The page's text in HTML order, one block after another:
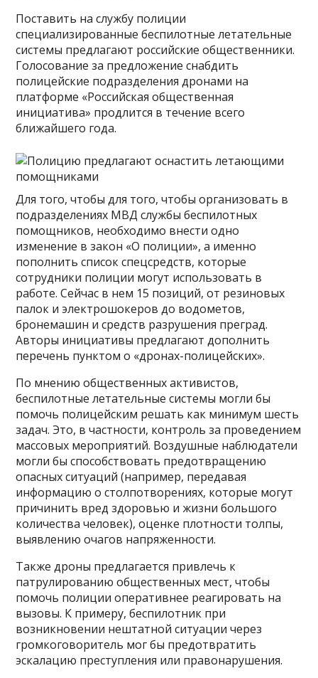
Поставить на службу полиции
специализированные беспилотные летательные
системы предлагают российские общественники.
Голосование за предложение снабдить
полицейские подразделения дронами на
платформе «Российская общественная
инициатива» продлится в течение всего
ближайшего года.
Для того, чтобы для того, чтобы организовать в
подразделениях МВД службы беспилотных
помощников, необходимо внести одно
изменение в закон «О полиции», а именно
пополнить список спецсредств, которые
сотрудники полиции могут использовать в
работе. Сейчас в нем 15 позиций, от резиновых
палок и электрошокеров до водометов,
бронемашин и средств разрушения преград.
Авторы инициативы предлагают дополнить
перечень пунктом о «дронах-полицейских».
По мнению общественных активистов,
беспилотные летательные системы могли бы
помочь полицейским решать как минимум шесть
задач. Это, в частности, контроль за проведением
массовых мероприятий. Воздушные наблюдатели
могли бы способствовать предотвращению
опасных ситуаций (например, передавая
информацию о столпотворениях, которые могут
причинить вред здоровью и жизни большого
количества человек), оценке плотности толпы,
выявлению очагов напряженности.
Также дроны предлагается привлечь к
патрулированию общественных мест, чтобы
помочь полиции оперативнее реагировать на
вызовы. К примеру, беспилотник при
возникновении нештатной ситуации через
громкоговоритель мог бы предотвратить
эскалацию преступления или правонарушения.